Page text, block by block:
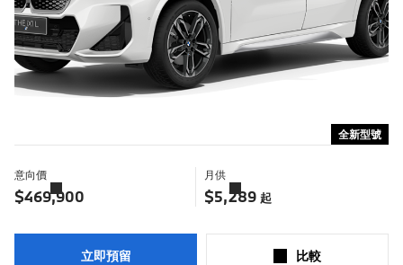
全新型號
意向價
更
$469,900
月供
更
$5,289起
立即預留 比較​